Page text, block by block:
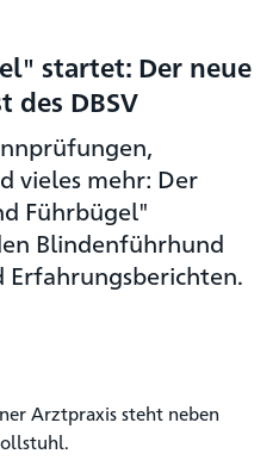
startet: Der neue
des DBSV
vieles mehr: Der
Führbügel"
Blindenführhund
Erfahrungsberichten.